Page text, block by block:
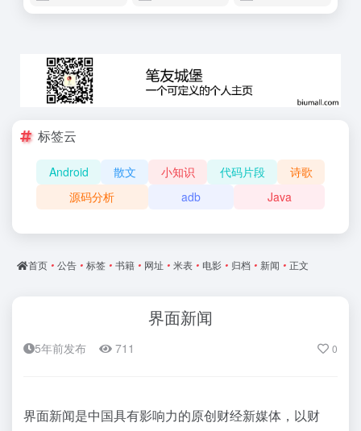
标签云
Android 散文 小知识 代码片段
诗歌
源码分析
adb Java
首页 • 公告 • 标签 • 书籍 • 网址 • 米表 • 电影 • 归档 • 新闻 • 正文
界面新闻
5年前发布 711 0
界面新闻是中国具有影响力的原创财经新媒体，以财